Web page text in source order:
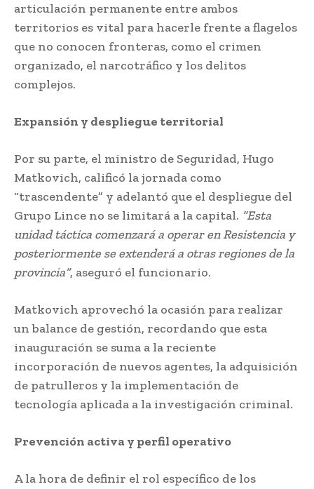
articulación permanente entre ambos
territorios es vital para hacerle frente a flagelos
que no conocen fronteras, como el crimen
organizado, el narcotráfico y los delitos
complejos.
Expansión y despliegue territorial
Por su parte, el ministro de Seguridad, Hugo
Matkovich, calificó la jornada como
“trascendente” y adelantó que el despliegue del
Grupo Lince no se limitará a la capital. “Esta
unidad táctica comenzará a operar en Resistencia y
posteriormente se extenderá a otras regiones de la
provincia”, aseguró el funcionario.
Matkovich aprovechó la ocasión para realizar
un balance de gestión, recordando que esta
inauguración se suma a la reciente
incorporación de nuevos agentes, la adquisición
de patrulleros y la implementación de
tecnología aplicada a la investigación criminal.
Prevención activa y perfil operativo
A la hora de definir el rol específico de los